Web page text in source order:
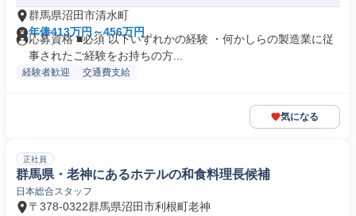
群馬県沼田市清水町
年俸413万円～456万円
応募資格 ■必須 以下いずれかの経験 ・何かしらの製造業に従
事されたご経験をお持ちの方...
経験者歓迎 交通費支給
気になる
正社員
群馬県・老神にあるホテルの和食料理長候補
日本総合スタッフ
〒378-0322群馬県沼田市利根町老神